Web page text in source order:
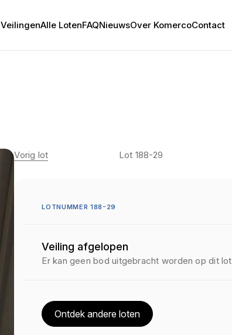
VeilingenAlle LotenFAQNieuwsOver KomercoContact
Vorig lot Lot 188-29
LOTNUMMER 188-29
Veiling afgelopen
Er kan geen bod uitgebracht worden op dit lot
Ontdek andere loten